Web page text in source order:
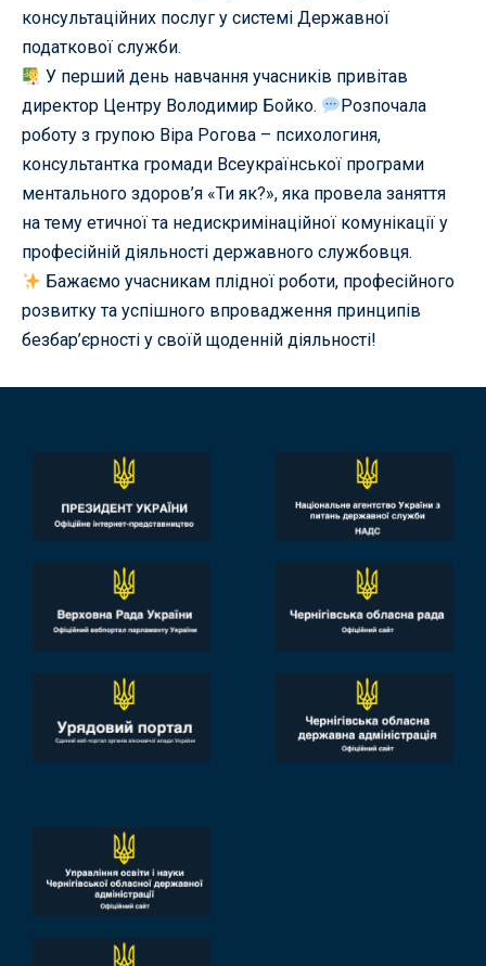
консультаційних послуг у системі Державної
податкової служби.
У перший день навчання учасників привітав
директор Центру Володимир Бойко.
Розпочала
роботу з групою Віра Рогова – психологиня,
консультантка громади Всеукраїнської програми
ментального здоров’я «Ти як?», яка провела заняття
на тему етичної та недискримінаційної комунікації у
професійній діяльності державного службовця.
Бажаємо учасникам плідної роботи, професійного
розвитку та успішного впровадження принципів
безбар’єрності у своїй щоденній діяльності!